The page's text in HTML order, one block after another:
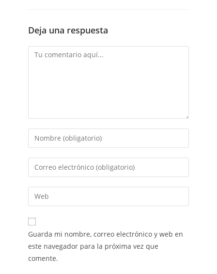
Deja una respuesta
Guarda mi nombre, correo electrónico y web en
este navegador para la próxima vez que
comente.